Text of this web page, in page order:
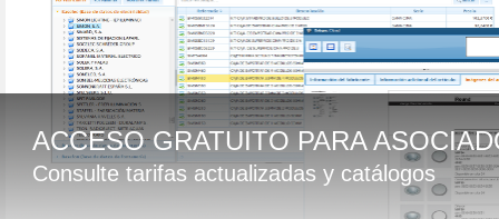
ACCESO GRATUITO PARA
Consulte tarifas actualizadas y catálogos